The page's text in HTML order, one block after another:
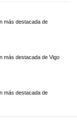
más destacada de
más destacada de Vigo
más destacada de